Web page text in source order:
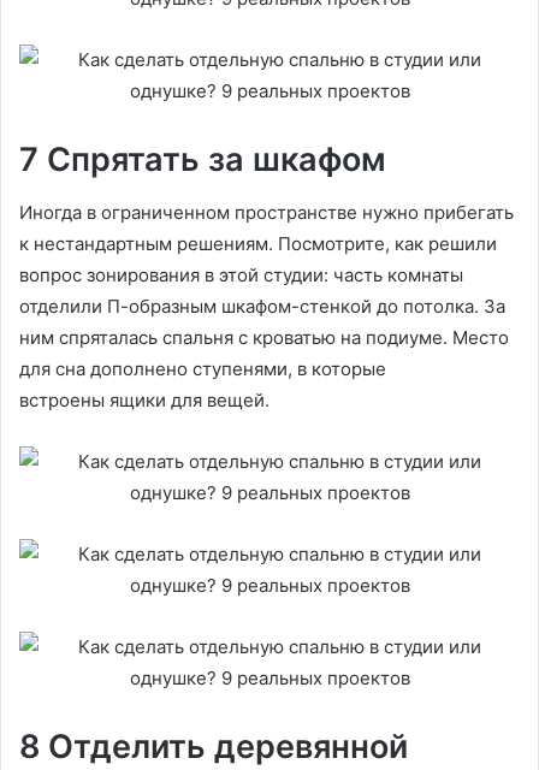
7 Спрятать за шкафом
Иногда в ограниченном пространстве нужно прибегать
к нестандартным решениям. Посмотрите, как решили
вопрос зонирования в этой студии: часть комнаты
отделили П-образным шкафом-стенкой до потолка. За
ним спряталась спальня с кроватью на подиуме. Место
для сна дополнено ступенями, в которые
встроены ящики для вещей.
8 Отделить деревянной